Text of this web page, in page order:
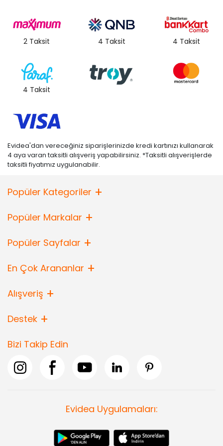
2 Taksit 4 Taksit 4 Taksit
4 Taksit
Evidea'dan vereceğiniz siparişlerinizde kredi kartınızı kullanarak
4 aya varan taksitli alışveriş yapabilirsiniz. *Taksitli alışverişlerde
taksitli fiyatımız uygulanabilir.
Popüler Kategoriler
Popüler Markalar
Popüler Sayfalar
En Çok Arananlar
Alışveriş
Destek
Bizi Takip Edin
Evidea Uygulamaları: